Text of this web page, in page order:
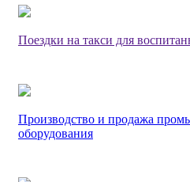
Поездки на такси для
Производство и продажа
оборудования